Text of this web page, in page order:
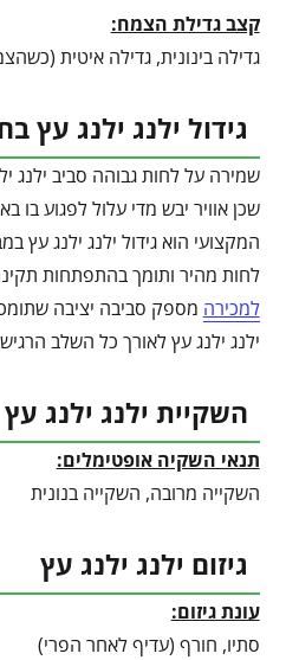
קצב גדילת הצמח:
גדילה בינונית, גדילה איטית
גידול ילנג ילנג עץ
שמירה על לחות גבוהה סביב ילנג
שכן אוויר יבש מדי עלול לפגוע בו
המקצועי הוא גידול ילנג ילנג עץ
לחות מהיר ותומך בהתפתחות
למכירה מספק סביבה יציבה
ילנג ילנג עץ לאורך כל השלב
השקיית ילנג ילנג עץ
תנאי השקיה אופטימלים:
השקייה מרובה, השקייה בנונית
גיזום ילנג ילנג עץ
עונת גיזום:
סתיו, חורף (עדיף לאחר הפרי)